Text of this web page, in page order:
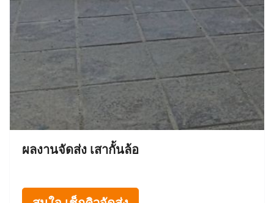
ผลงานจัดส่ง เสากั้นล้อ